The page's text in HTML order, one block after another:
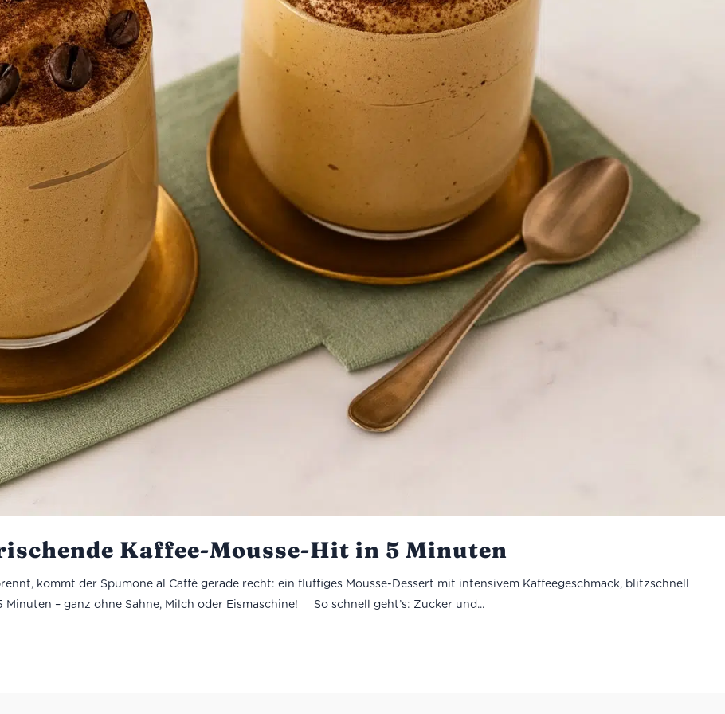
Kaffee-Mousse-Hit in 5 Minuten
kommt der Spumone al Caffè gerade recht: ein fluffiges Mousse-Dessert mit intensivem Kaffeegeschmack, blitzschnell
– ganz ohne Sahne, Milch oder Eismaschine! So schnell geht’s: Zucker und...